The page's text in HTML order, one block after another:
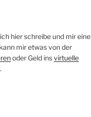
hier schreibe und mir eine
mir etwas von der
oder Geld insvirtuelle